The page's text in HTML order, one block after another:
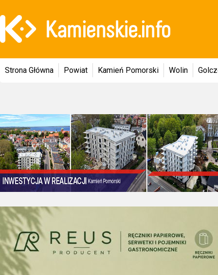
Strona Główna Powiat Kamień Pomorski Wolin